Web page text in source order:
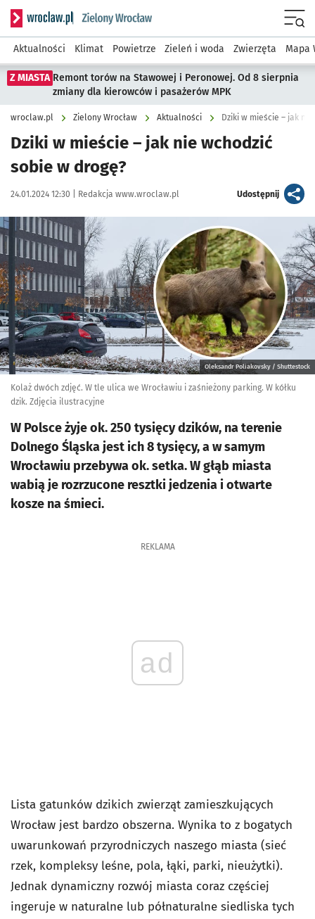
Serwis informacyjny wroclaw.pl podserwis: Środowisko we
Aktualności Klimat Powietrze Zieleń i woda Zwierzęta Mapa
Z MIASTA Remont torów na Stawowej i Peronowej. Od 8 sierpnia
zmiany dla kierowców i pasażerów MPK
wroclaw.pl Zielony Wrocław Aktualności Dziki w mieście – jak
Dziki w mieście – jak nie wchodzić
sobie w drogę?
Data publikacji:
24.01.2024 12:30 | Autor:
Redakcja www.wroclaw.pl Udostępnijartykuł
Kliknij, aby powiększyć
Oleksandr Poliakovsky / Shuttestock
Kolaż dwóch zdjęć. W tle ulica we Wrocławiu i zaśnieżony parking. W kółku
dzik. Zdjęcia ilustracyjne
W Polsce żyje ok. 250 tysięcy dzików, na terenie
Dolnego Śląska jest ich 8 tysięcy, a w samym
Wrocławiu przebywa ok. setka. W głąb miasta
wabią je rozrzucone resztki jedzenia i otwarte
kosze na śmieci.
REKLAMA
ad
Lista gatunków dzikich zwierząt zamieszkujących
Wrocław jest bardzo obszerna. Wynika to z bogatych
uwarunkowań przyrodniczych naszego miasta (sieć
rzek, kompleksy leśne, pola, łąki, parki, nieużytki).
Jednak dynamiczny rozwój miasta coraz częściej
ingeruje w naturalne lub półnaturalne siedliska tych